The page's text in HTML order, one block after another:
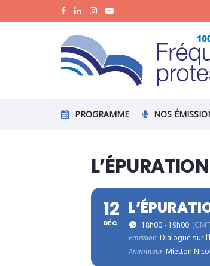
PROGRAMME NOS
L’ÉPURATION
12
DÉC 18h00 - 19h00
Émission Dialogue sur
Animateur Mietton